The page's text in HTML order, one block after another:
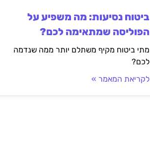
ביטוח נסיעות: מה משפיע על
הפוליסה שמתאימה לכם?
מתי ביטוח מקיף משתלם יותר ממה שנדמה
לכם?
לקריאת המאמר »